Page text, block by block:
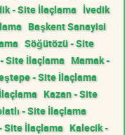
- Site İlaçlama İvedik
Başkent Sanayisi
Söğütözü - Site
Site İlaçlama Mamak -
- Site İlaçlama
Kazan - Site
- Site İlaçlama
Site İlaçlama Kalecik -